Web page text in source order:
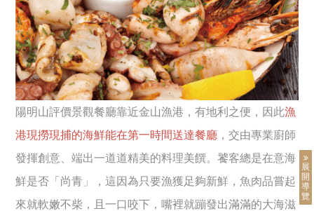
陽明山評價景觀餐廳靠近金山漁港，有地利之便，因此漁
港現撈現捕的海鮮能在第一時間送達餐廳 ，交由專業廚師
發揮創意、端出一道道精美的料理美饌。饕客總是在意海
鮮是否「尚青」，這因為只要漁獲足夠新鮮，魚肉品嘗起
來就軟嫩不柴，且一口咬下，嘴裡就蹦發出滿滿的大海滋
展
開
導
覽